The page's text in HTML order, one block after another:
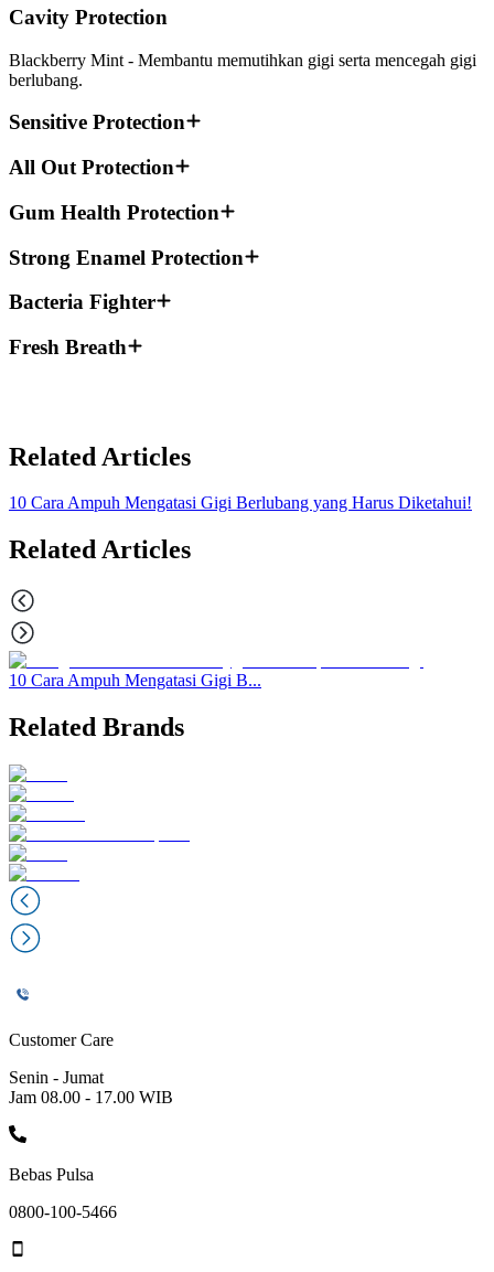
Cavity Protection
Blackberry Mint - Membantu memutihkan gigi serta mencegah gigi
berlubang.
Sensitive Protection
All Out Protection
Gum Health Protection
Strong Enamel Protection
Bacteria Fighter
Fresh Breath
Related Articles
10 Cara Ampuh Mengatasi Gigi Berlubang yang Harus Diketahui!
Related Articles
10 Cara Ampuh Mengatasi Gigi B...
Related Brands
Customer Care
Senin - Jumat
Jam 08.00 - 17.00 WIB
Bebas Pulsa
0800-100-5466